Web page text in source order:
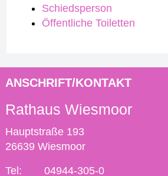
Schiedsperson
Öffentliche Toiletten
ANSCHRIFT/KONTAKT
Rathaus Wiesmoor
Hauptstraße 193
26639 Wiesmoor
Tel: 04944-305-0